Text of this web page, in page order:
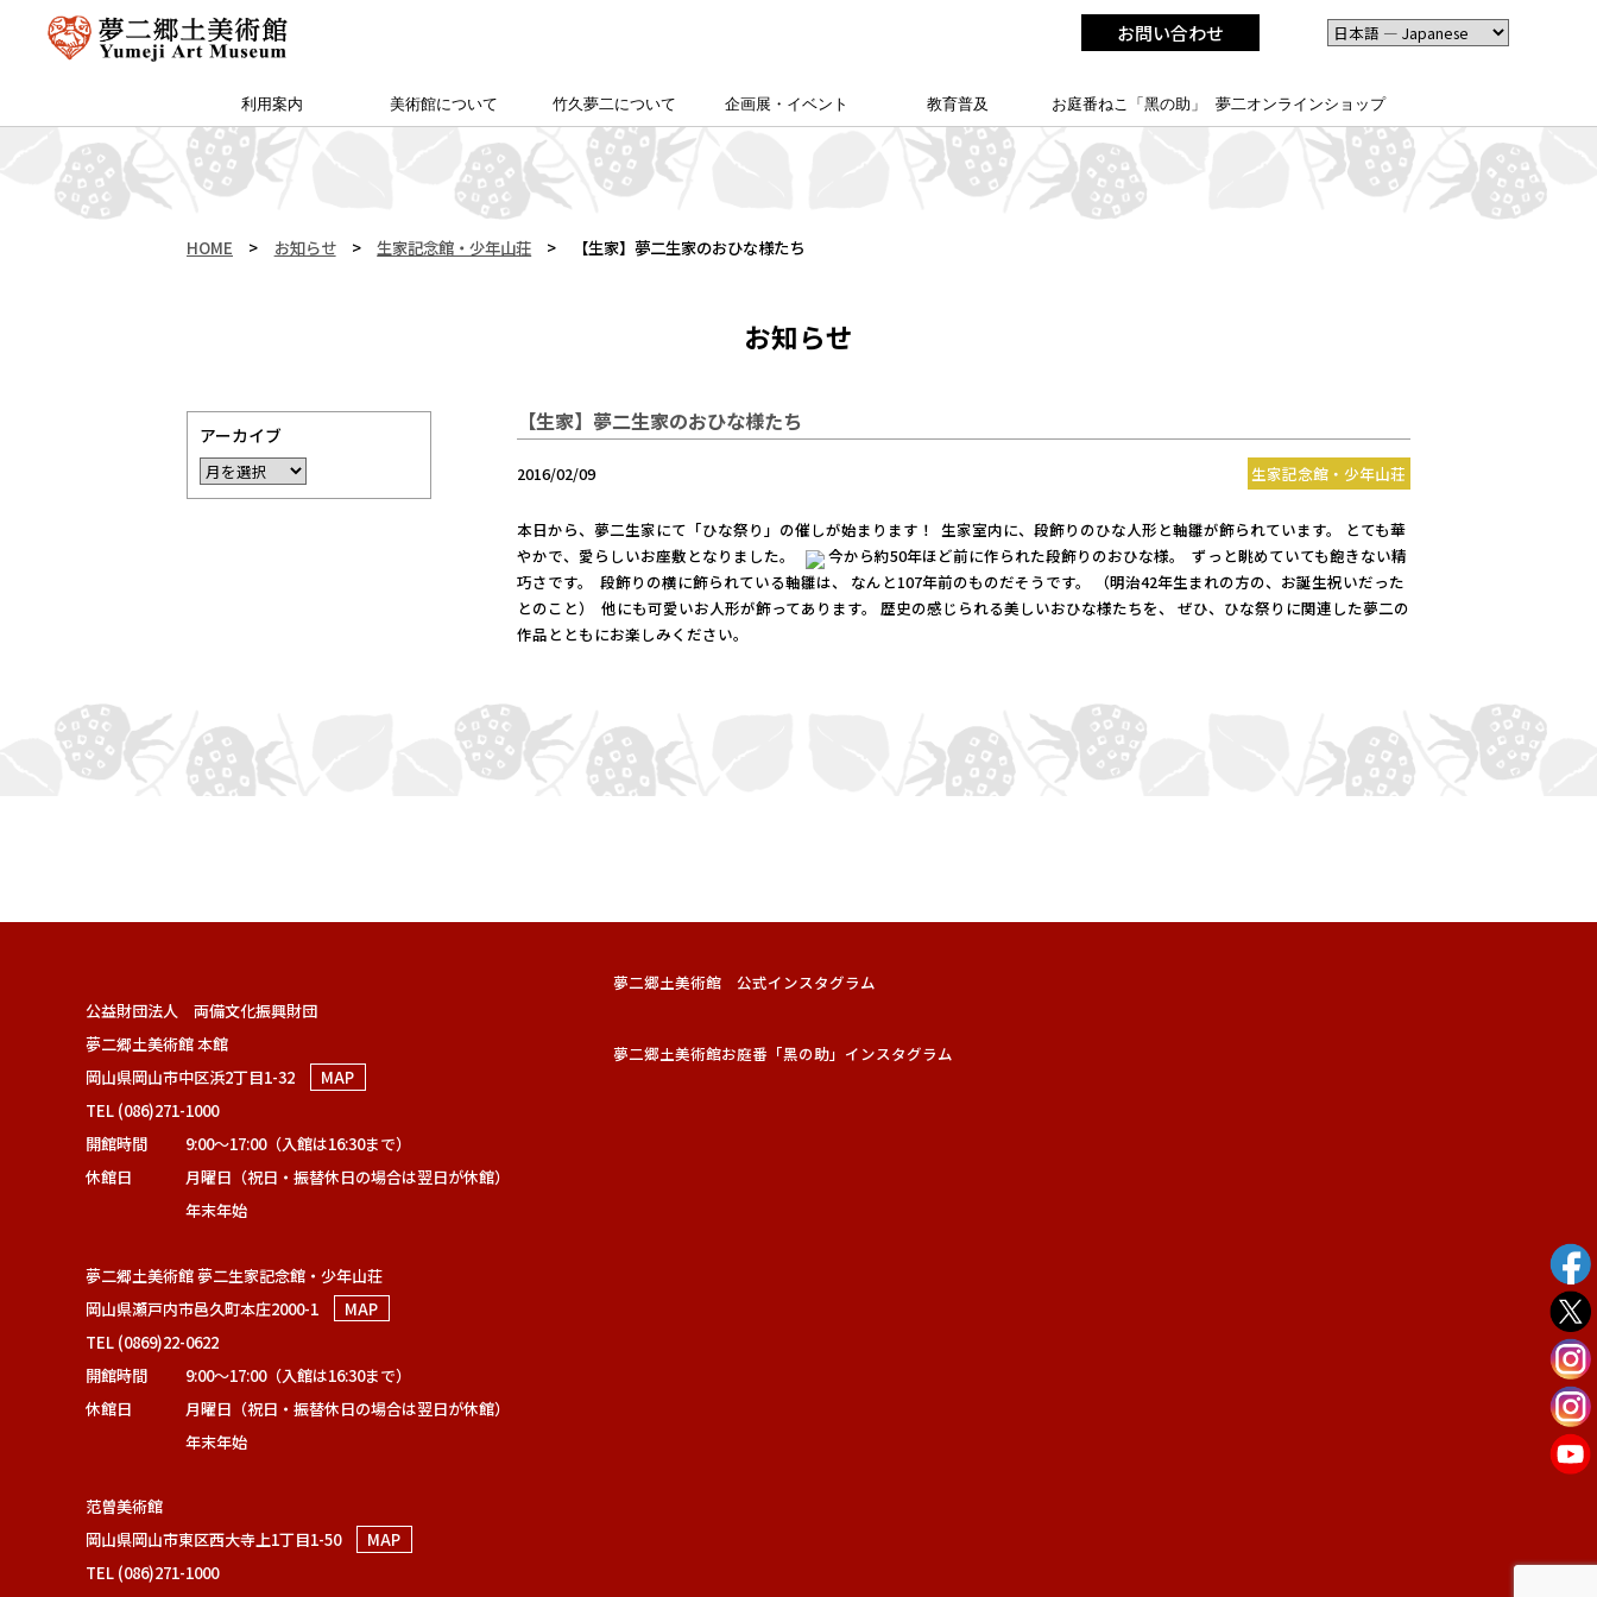
お問い合わせ
利用案内
夢二郷土美術館 本館
夢二生家記念館・少年山荘
アクセス・特別プラン
カフェ＆ショップ
予約方法・団体申込
サイトマップ
美術館について
館長挨拶
所蔵作品
友の会「ゆめびぃ」
お知らせ
（公財）両備文化振興財団
范曽美術館について
竹久夢二について
竹久夢二の足跡
竹久夢二学会について
企画展・イベント 教育普及
こども夢二新聞
こども学芸員
校外学習について
夢二郷土美術館
ゆめじきょうどびじゅつかん
の
「あいうえお」
お庭番ねこ「黑の助」 夢二オンラインショップ
HOME > お知らせ > 生家記念館・少年山荘 > 【生家】夢二生家のおひな様たち
お知らせ
【生家】夢二生家のおひな様たち
2016/02/09 生家記念館・少年山荘
本日から、夢二生家にて「ひな祭り」の催しが始まります！ 生家室内に、段飾りのひな人形と軸雛が飾られています。 とても華
やかで、愛らしいお座敷となりました。
今から約50年ほど前に作られた段飾りのおひな様。
ずっと眺めていても飽きない精
巧さです。
段飾りの横に飾られている軸雛は、 なんと107年前のものだそうです。 （明治42年生まれの方の、お誕生祝いだった
とのこと）
他にも可愛いお人形が飾ってあります。 歴史の感じられる美しいおひな様たちを、 ぜひ、ひな祭りに関連した夢二の
作品とともにお楽しみください。
アーカイブ
公益財団法人 両備文化振興財団
夢二郷土美術館 本館
岡山県岡山市中区浜2丁目1-32
MAP
TEL (086)271-1000
開館時間
9:00～17:00（入館は16:30まで）
休館日
月曜日（祝日・振替休日の場合は翌日が休館）
年末年始
夢二郷土美術館 夢二生家記念館・少年山荘
岡山県瀬戸内市邑久町本庄2000-1
MAP
TEL (0869)22-0622
開館時間
9:00～17:00（入館は16:30まで）
休館日
月曜日（祝日・振替休日の場合は翌日が休館）
年末年始
范曽美術館
岡山県岡山市東区西大寺上1丁目1-50
MAP
TEL (086)271-1000
夢二郷土美術館 公式インスタグラム
夢二郷土美術館お庭番「黑の助」インスタグラム